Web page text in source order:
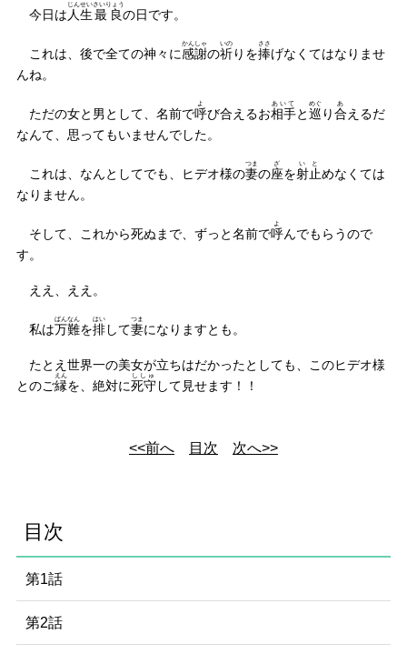
今日は 人生
じんせい
最良
さいりょう
の日です。
これは、後で全ての神々に感謝
かんしゃ
の祈
いの
りを捧
ささ
げなくてはなりませ
んね。
ただの女と男として、名前で呼
よ
び合えるお相手
あいて
と巡
めぐ
り合
あ
えるだ
なんて、思ってもいませんでした。
これは、なんとしてでも、ヒデオ様の妻
つま
の座
ざ
を射止
いと
めなくては
なりません。
そして、これから死ぬまで、ずっと名前で呼
よ
んでもらうので
す。
ええ、ええ。
私は万難
ばんなん
を排
はい
して妻
つま
になりますとも。
たとえ世界一の美女が立ちはだかったとしても、このヒデオ様
とのご縁
えん
を、絶対に死守
ししゅ
して見せます！！
<<前へ 目次 次へ>>
目次
第1話
第2話